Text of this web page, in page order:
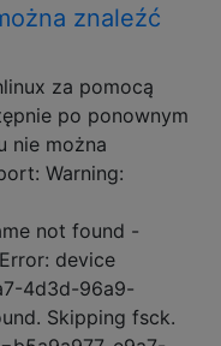
znaleźć
za pomocą
po ponownym
nie można
Warning:
not found -
device
4d3d-96a9-
Skipping fsck.